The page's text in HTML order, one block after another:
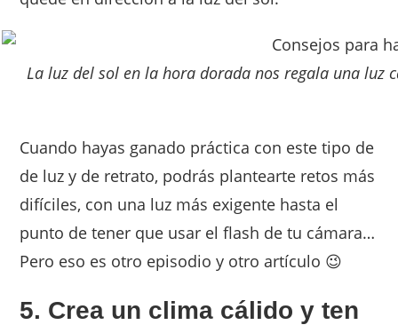
La luz del sol en la hora dorada nos regala una luz
Cuando hayas ganado práctica con este tipo de
de luz y de retrato, podrás plantearte retos más
difíciles, con una luz más exigente hasta el
punto de tener que usar el flash de tu cámara…
Pero eso es otro episodio y otro artículo 😉
5. Crea un clima cálido y ten